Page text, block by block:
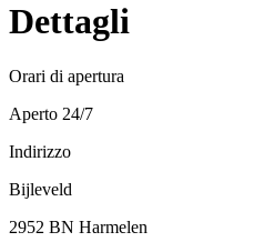
Dettagli
Orari di apertura
Aperto 24/7
Indirizzo
Bijleveld
2952 BN Harmelen